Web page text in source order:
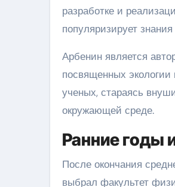
разработке и
популяризирует
Арбенин является
посвященных
ученых, стараясь
окружающей среде.
Ранние годы
После окончания
выбрал факультет